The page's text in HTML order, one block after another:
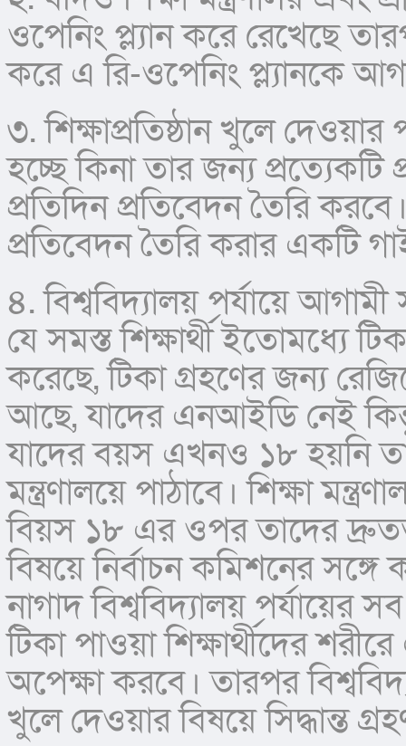
ওপেনিং প্ল্যান করে রেখেছে
করে এ রি-ওপেনিং প্ল্যানকে
৩. শিক্ষাপ্রতিষ্ঠান খুলে দেওয়ার
হচ্ছে কিনা তার জন্য প্রত্যেকটি
প্রতিদিন প্রতিবেদন তৈরি
প্রতিবেদন তৈরি করার একটি
৪. বিশ্ববিদ্যালয় পর্যায়ে
যে সমস্ত শিক্ষার্থী ইতোমধ্যে
করেছে, টিকা গ্রহণের জন্য
আছে, যাদের এনআইডি নেই
যাদের বয়স এখনও ১৮ হয়নি
মন্ত্রণালয়ে পাঠাবে। শিক্ষা
বিয়স ১৮ এর ওপর তাদের
বিষয়ে নির্বাচন কমিশনের
নাগাদ বিশ্ববিদ্যালয় পর্যায়ের
টিকা পাওয়া শিক্ষার্থীদের
অপেক্ষা করবে। তারপর
খুলে দেওয়ার বিষয়ে সিদ্ধান্ত